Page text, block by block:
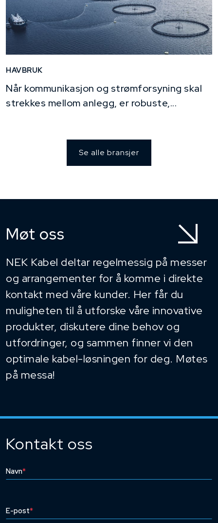
HAVBRUK
Når kommunikasjon og strømforsyning skal
strekkes mellom anlegg, er robuste,...
Se alle bransjer
Møt oss
NEK Kabel deltar regelmessig på messer
og arrangementer for å komme i direkte
kontakt med våre kunder. Her får du
muligheten til å utforske våre innovative
produkter, diskutere dine behov og
utfordringer, og sammen finner vi den
optimale kabel-løsningen for deg. Møtes
på messa!
Kontakt oss
Navn*
E-post*